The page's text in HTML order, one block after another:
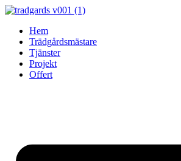
Skip
contentHem
Trädgårdsmästare
Tjänster
Projekt
Offert